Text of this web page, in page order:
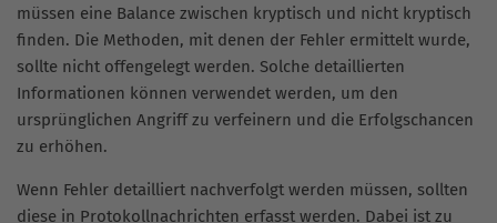
müssen eine Balance zwischen kryptisch und nicht kryptisch
finden. Die Methoden, mit denen der Fehler ermittelt wurde,
sollte nicht offengelegt werden. Solche detaillierten
Informationen können verwendet werden, um den
ursprünglichen Angriff zu verfeinern und die Erfolgschancen
zu erhöhen.
Wenn Fehler detailliert nachverfolgt werden müssen, sollten
diese in Protokollnachrichten erfasst werden. Dabei ist zu